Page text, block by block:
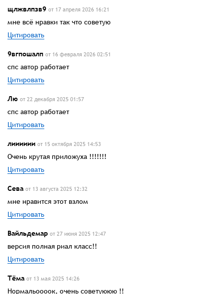
щлжвлпзв9 от 17 апреля 2026 16:21
мне всё нравки так что советую
Цитировать
9вгпошалп от 16 февраля 2026 02:51
спс автор работает
Цитировать
Лю от 22 декабря 2025 01:57
спс автор работает
Цитировать
лииииии от 15 октября 2025 14:53
Очень крутая приложуха !!!!!!!
Цитировать
Сева от 13 августа 2025 12:32
мне нравится этот взлом
Цитировать
Вайльдемар от 27 июня 2025 12:47
версия полная риал класс!!
Цитировать
Тёма от 13 мая 2025 14:26
Нормальоооок, очень советуююю !!